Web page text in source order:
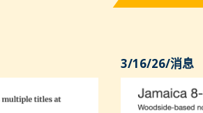
3/16/26/消息